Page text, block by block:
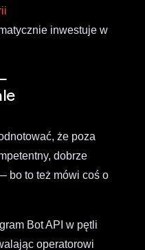
inwestuje w
że poza
dobrze
bo to też mówi coś o
Bot API w pętli
operatorowi